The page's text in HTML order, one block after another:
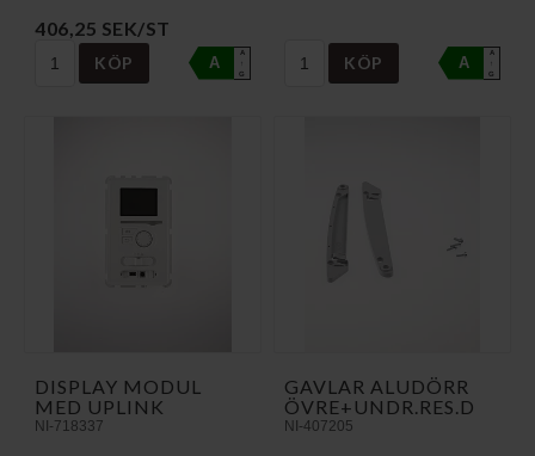
406,25 SEK/ST
KÖP A
A
↑
G
KÖP A
A
↑
G
DISPLAY MODUL
MED UPLINK
NI-718337
GAVLAR ALUDÖRR
ÖVRE+UNDR.RES.D
NI-407205